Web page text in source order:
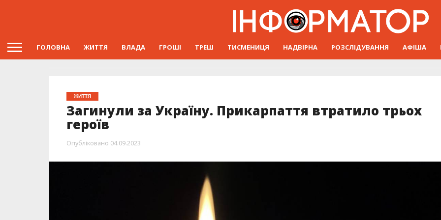
ГОЛОВНА ЖИТТЯ ВЛАДА ГРОШІ ТРЕШ ТИСМЕНИЦЯ НАДВІРНА РОЗСЛІДУВАННЯ АФІША
ЖИТТЯ
Загинули за Україну. Прикарпаття втратило трьох
героїв
Опубліковано 04.09.2023